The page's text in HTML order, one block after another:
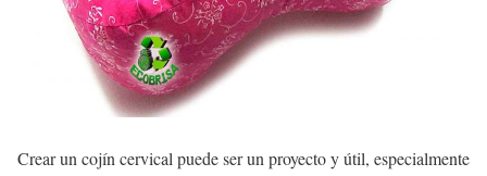
Crear un cojín cervical puede ser un proyecto y útil, especialmente